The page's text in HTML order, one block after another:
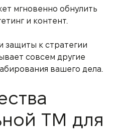
мгновенно обнулить
и контент.
защиты к стратегии
совсем другие
вашего дела.
ТМ для